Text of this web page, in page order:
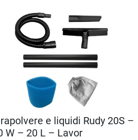
e liquidi Rudy 20S –
W – 20 L – Lavor